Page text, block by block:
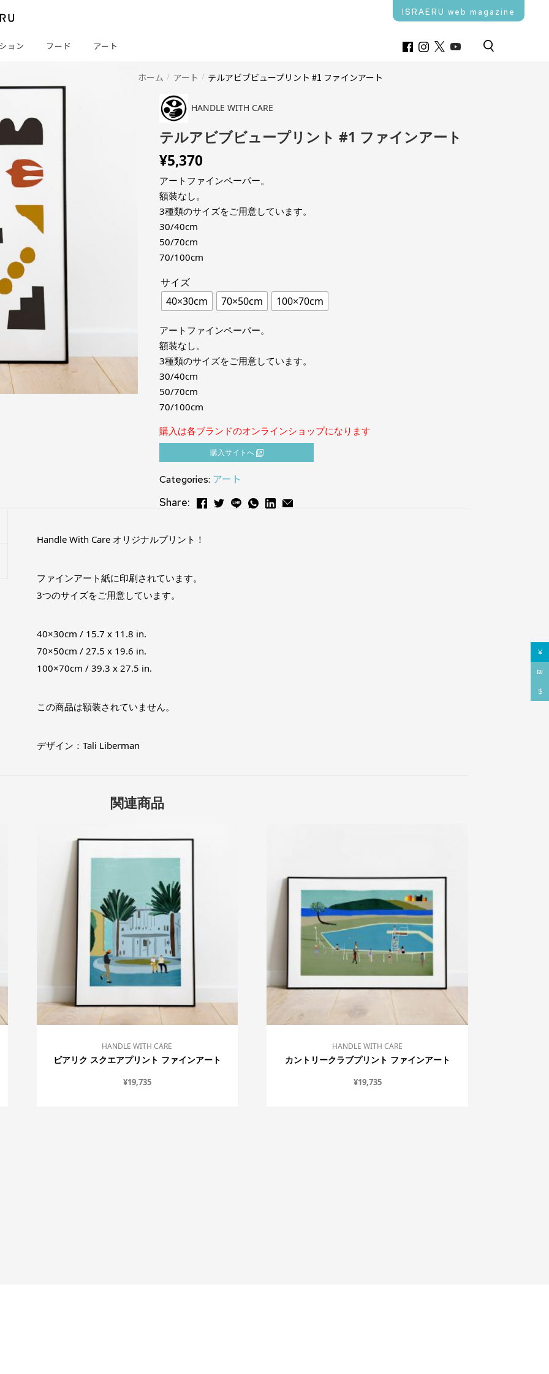
¥
₪
$
ISRAERU web magazine
ョン フード アート
ホーム アート テルアビブビュープリント #1 ファインアート
HANDLE WITH CARE
テルアビブビュープリント #1 ファインアート
¥5,370
アートファインペーパー。
額装なし。
3種類のサイズをご用意しています。
30/40cm
50/70cm
70/100cm
サイズ
40×30cm
70×50cm 100×70cm
アートファインペーパー。
額装なし。
3種類のサイズをご用意しています。
30/40cm
50/70cm
70/100cm
購入は各ブランドのオンラインショップになります
購⼊サイトへ
Categories: アート
Share:
Handle With Care オリジナルプリント！
ファインアート紙に印刷されています。
3つのサイズをご用意しています。
40×30cm / 15.7 x 11.8 in.
70×50cm / 27.5 x 19.6 in.
100×70cm / 39.3 x 27.5 in.
この商品は額装されていません。
デザイン：Tali Liberman
関連商品
HANDLE WITH CARE
ビアリク スクエアプリント ファインアート
¥19,735
HANDLE WITH CARE
カントリークラブプリント ファインアート
¥19,735